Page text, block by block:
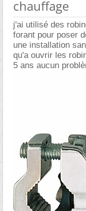
chauffage
j'ai utilisé des
forant pour poser
une installation
qu'a ouvrir les
5 ans aucun